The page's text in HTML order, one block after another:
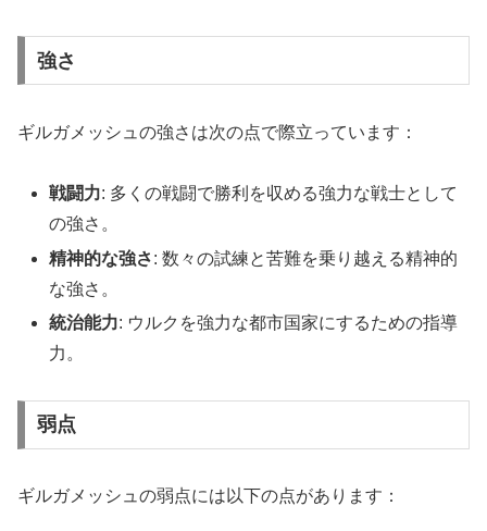
強さ
ギルガメッシュの強さは次の点で際立っています：
戦闘力: 多くの戦闘で勝利を収める強力な戦士として
の強さ。
精神的な強さ: 数々の試練と苦難を乗り越える精神的
な強さ。
統治能力: ウルクを強力な都市国家にするための指導
力。
弱点
ギルガメッシュの弱点には以下の点があります：